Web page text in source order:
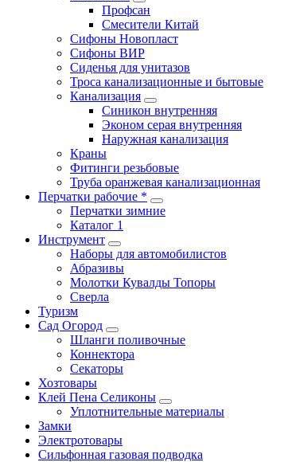
Профсан
Смесители Китай
Сифоны Новопласт
Сифоны ВИР
Сиденья для унитазов
Троса канализационные и бытовые
Канализация
Синикон внутренняя
Эконом серая внутренняя
Наружная канализация
Краны
Фитинги резьбовые
Труба оранжевая канализационная
Перчатки рабочие *
Перчатки зимние
Каталог 1
Инструмент
Наборы для автомобилистов
Абразивы
Молотки Кувалды Топоры
Сверла
Туризм
Сад Огород
Шланги поливочные
Коннектора
Секаторы
Хозтовары
Клей Пена Селиконы
Уплотнительные материалы
Замки
Электротовары
Сильфонная газовая подводка